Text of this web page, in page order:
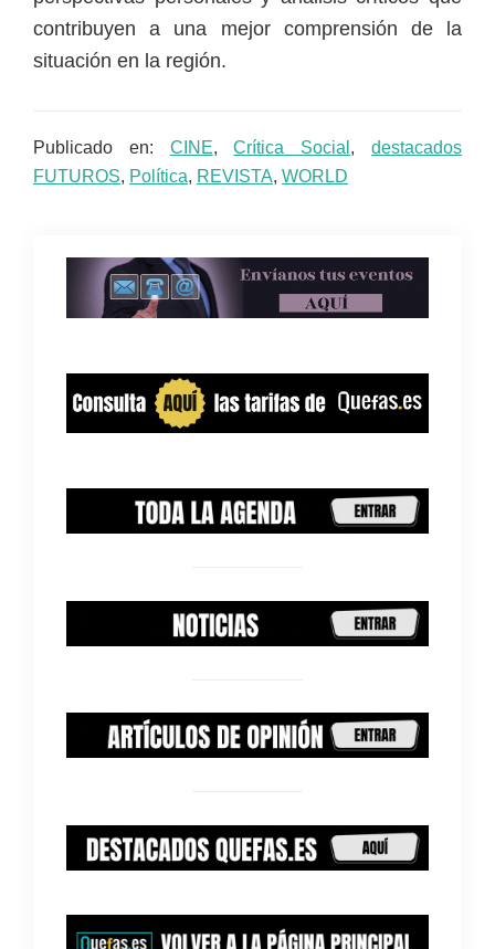
contribuyen a una mejor comprensión de la
situación en la región.
Publicado en: CINE,Crítica Social ,destacados
FUTUROS, Política, REVISTA, WORLD